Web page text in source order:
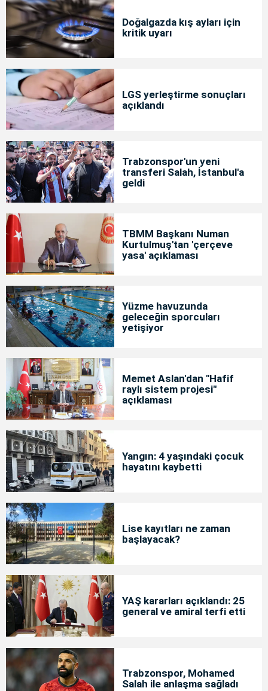
Doğalgazda kış ayları için
kritik uyarı
LGS yerleştirme sonuçları
açıklandı
Trabzonspor'un yeni
transferi Salah, İstanbul'a
geldi
TBMM Başkanı Numan
Kurtulmuş'tan 'çerçeve
yasa' açıklaması
Yüzme havuzunda
geleceğin sporcuları
yetişiyor
Memet Aslan'dan "Hafif
raylı sistem projesi"
açıklaması
Yangın: 4 yaşındaki çocuk
hayatını kaybetti
Lise kayıtları ne zaman
başlayacak?
YAŞ kararları açıklandı: 25
general ve amiral terfi etti
Trabzonspor, Mohamed
Salah ile anlaşma sağladı